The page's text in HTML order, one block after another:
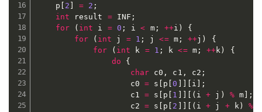
	p
2 = 2 ;
int result = INF ;
for
( int i = 0 ; i < m; ++i )
{
for
( int j = 1 ; j <= m; ++j )
{
for
( int k = 1 ; k <= m; ++k )
{
do
{
char c0 , c1 , c2 ;
					c0
= s p [0 i
;
					c1
= s p 1 ( i + j ) % m
;
					c2
= s p 2 ( i + j + k) %